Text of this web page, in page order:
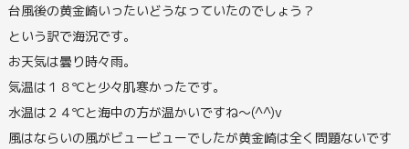
台風後の黄金崎いったいどうなっていたのでしょう？
という訳で海況です。
お天気は曇り時々雨。
気温は１８℃と少々肌寒かったです。
水温は２４℃と海中の方が温かいですね～(^^)v
風はならいの風がビュービューでしたが黄金崎は全く問題ないです